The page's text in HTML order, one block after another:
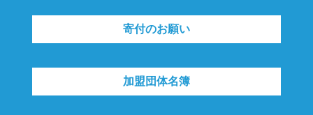
寄付のお願い
加盟団体名簿